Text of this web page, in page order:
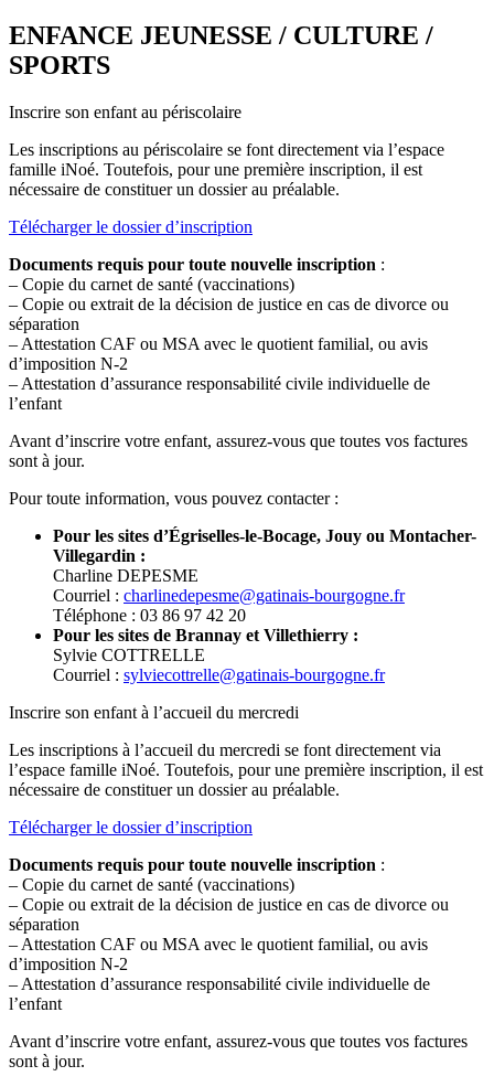
ENFANCE JEUNESSE / CULTURE /
SPORTS
Inscrire son enfant au périscolaire
Les inscriptions au périscolaire se font directement via l’espace
famille iNoé. Toutefois, pour une première inscription, il est
nécessaire de constituer un dossier au préalable.
Télécharger le dossier d’inscription
Documents requis pour toute nouvelle inscription :
– Copie du carnet de santé (vaccinations)
– Copie ou extrait de la décision de justice en cas de divorce ou
séparation
– Attestation CAF ou MSA avec le quotient familial, ou avis
d’imposition N-2
– Attestation d’assurance responsabilité civile individuelle de
l’enfant
Avant d’inscrire votre enfant, assurez-vous que toutes vos factures
sont à jour.
Pour toute information, vous pouvez contacter :
Pour les sites d’Égriselles-le-Bocage, Jouy ou Montacher-
Villegardin :
Charline DEPESME
Courriel : charlinedepesme@gatinais-bourgogne.fr
Téléphone : 03 86 97 42 20
Pour les sites de Brannay et Villethierry :
Sylvie COTTRELLE
Courriel : sylviecottrelle@gatinais-bourgogne.fr
Inscrire son enfant à l’accueil du mercredi
Les inscriptions à l’accueil du mercredi se font directement via
l’espace famille iNoé. Toutefois, pour une première inscription, il est
nécessaire de constituer un dossier au préalable.
Télécharger le dossier d’inscription
Documents requis pour toute nouvelle inscription :
– Copie du carnet de santé (vaccinations)
– Copie ou extrait de la décision de justice en cas de divorce ou
séparation
– Attestation CAF ou MSA avec le quotient familial, ou avis
d’imposition N-2
– Attestation d’assurance responsabilité civile individuelle de
l’enfant
Avant d’inscrire votre enfant, assurez-vous que toutes vos factures
sont à jour.